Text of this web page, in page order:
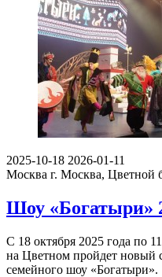
2025-10-18 2026-01-11
Москва г. Москва, Цветной
Шоу «Богатыри»
С 18 октября 2025 года по
на Цветном пройдет новый
семейного шоу «Богатыри».